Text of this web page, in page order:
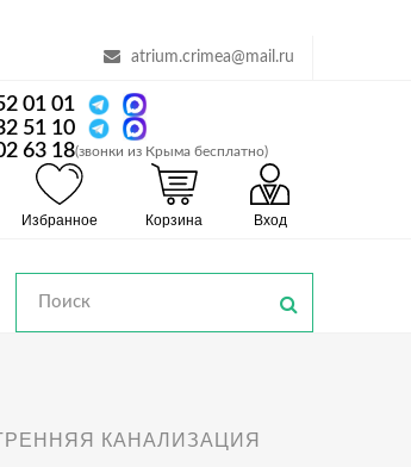
atrium.crimea@mail.ru
01 01
51 10
63 18(звонки из Крыма бесплатно)
Избранное Корзина Вход
КАНАЛИЗАЦИЯ